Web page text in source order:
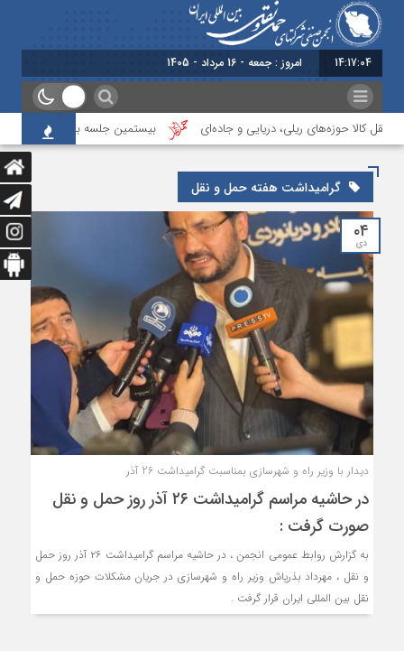
14:17:04 امروز : جمعه - 16 مرداد - 1405
کالا حوزه‌های ریلی، دریایی و جاده‌ای بیستمین جلسه بخش فورواردری در
گرامیداشت هفته حمل و نقل
۰۴
دی
دیدار با وزیر راه و شهرسازی بمناسبت گرامیداشت 26 آذر
در حاشیه مراسم گرامیداشت ۲۶ آذر روز حمل و نقل
صورت گرفت :
به گزارش روابط عمومی انجمن ، در حاشیه مراسم گرامیداشت ۲۶ آذر روز حمل
و نقل ، مهرداد بذرپاش وزیر راه و شهرسازی در جریان مشکلات حوزه حمل و
نقل بین المللی ایران قرار گرفت .